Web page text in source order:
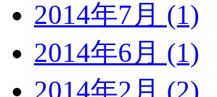
2014年7月 (1)
2014年6月 (1)
2014年2月 (2)